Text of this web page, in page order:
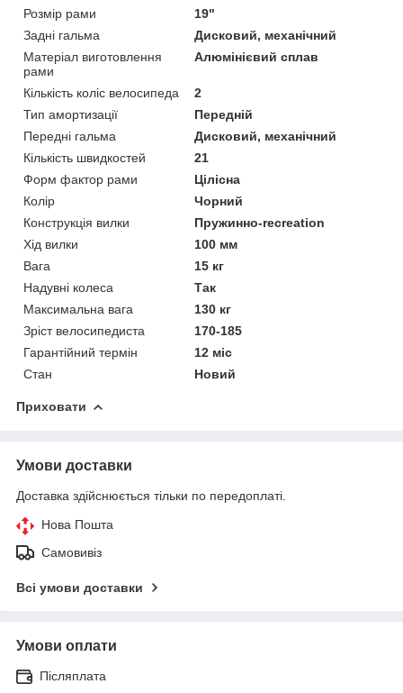
Розмір рами
19"
Задні гальма
Дисковий, механічний
Матеріал виготовлення
рами
Алюмінієвий сплав
Кількість коліс велосипеда
2
Тип амортизації
Передній
Передні гальма
Дисковий, механічний
Кількість швидкостей
21
Форм фактор рами
Цілісна
Колір
Чорний
Конструкція вилки
Пружинно-recreation
Хід вилки
100 мм
Вага
15 кг
Надувні колеса
Так
Максимальна вага
130 кг
Зріст велосипедиста
170-185
Гарантійний термін
12 міс
Стан
Новий
Приховати
Умови доставки
Доставка здійснюється тільки по передоплаті.
Нова Пошта
Самовивіз
Всі умови доставки
Умови оплати
Післяплата